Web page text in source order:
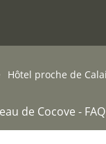
Hôtel proche de
de Cocove - FAQ